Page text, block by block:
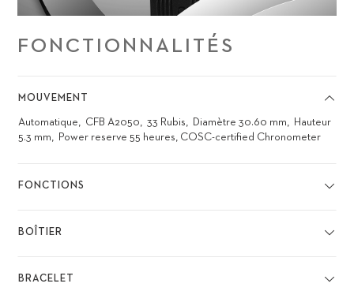
FONCTIONNALITÉS
MOUVEMENT
Automatique CFB A2050 33 Rubis Diamètre 30.60 mm
Hauteur
5.3 mm
Power reserve 55 heures, COSC-certified Chronometer
FONCTIONS
BOÎTIER
BRACELET